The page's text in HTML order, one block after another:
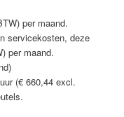
per maand.
servicekosten, deze
per maand.
(€ 660,44 excl.